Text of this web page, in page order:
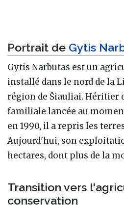
Portrait de Gytis
Gytis Narbutas est un
installé dans le nord de la
région de Šiauliai. Héritier
familiale lancée au
en 1990, il a repris les
Aujourd'hui, son
hectares, dont plus de la
Transition vers
conservation